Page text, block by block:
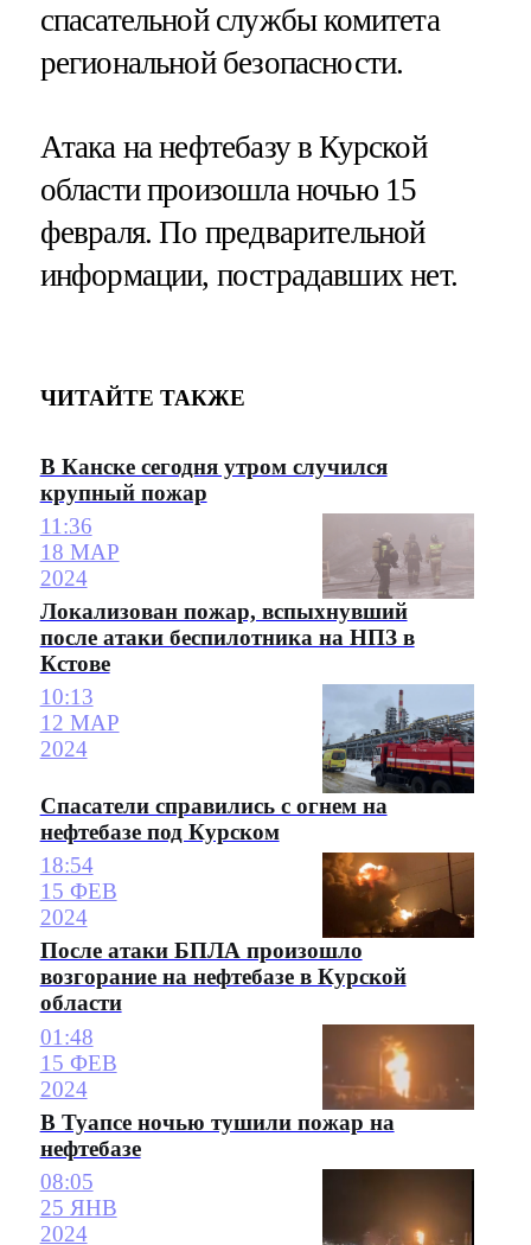
спасательной службы комитета
региональной безопасности.
Атака на нефтебазу в Курской
области произошла ночью 15
февраля. По предварительной
информации, пострадавших нет.
ЧИТАЙТЕ ТАКЖЕ
В Канске сегодня утром случился
крупный пожар
11:36
18 МАР
2024
Локализован пожар, вспыхнувший
после атаки беспилотника на НПЗ в
Кстове
10:13
12 МАР
2024
Спасатели справились с огнем на
нефтебазе под Курском
18:54
15 ФЕВ
2024
После атаки БПЛА произошло
возгорание на нефтебазе в Курской
области
01:48
15 ФЕВ
2024
В Туапсе ночью тушили пожар на
нефтебазе
08:05
25 ЯНВ
2024